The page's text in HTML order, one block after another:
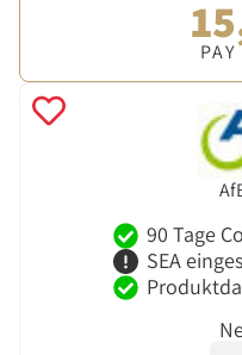
90 Tage
SEA